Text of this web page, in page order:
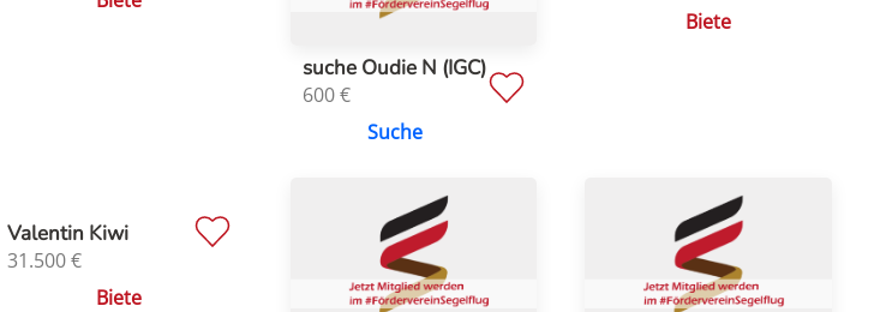
suche Oudie N (IGC)
600 €
Suche
Biete
Valentin Kiwi
31.500€
Biete